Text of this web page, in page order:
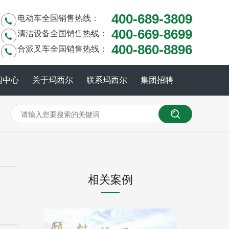
电动车全国销售热线： 400-689-3809
清洁设备全国销售热线： 400-669-8699
合派叉车全国销售热线： 400-860-8896
中心 关于玛西尔 联系玛西尔 集团招聘
相关案例